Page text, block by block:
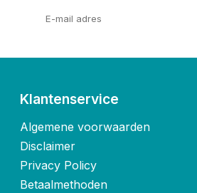
Klantenservice
Algemene voorwaarden
Disclaimer
Privacy Policy
Betaalmethoden